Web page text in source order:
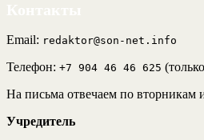
Email: redaktor@son-net.info
Телефон: +7 904 46 46 625
На письма отвечаем по вторникам
Учредитель